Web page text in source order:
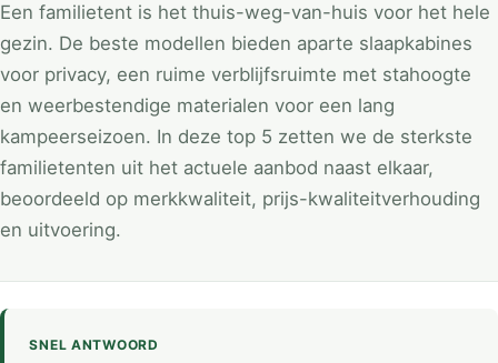
Een familietent is het thuis-weg-van-huis voor het hele
gezin. De beste modellen bieden aparte slaapkabines
voor privacy, een ruime verblijfsruimte met stahoogte
en weerbestendige materialen voor een lang
kampeerseizoen. In deze top 5 zetten we de sterkste
familietenten uit het actuele aanbod naast elkaar,
beoordeeld op merkkwaliteit, prijs-kwaliteitverhouding
en uitvoering.
SNEL ANTWOORD